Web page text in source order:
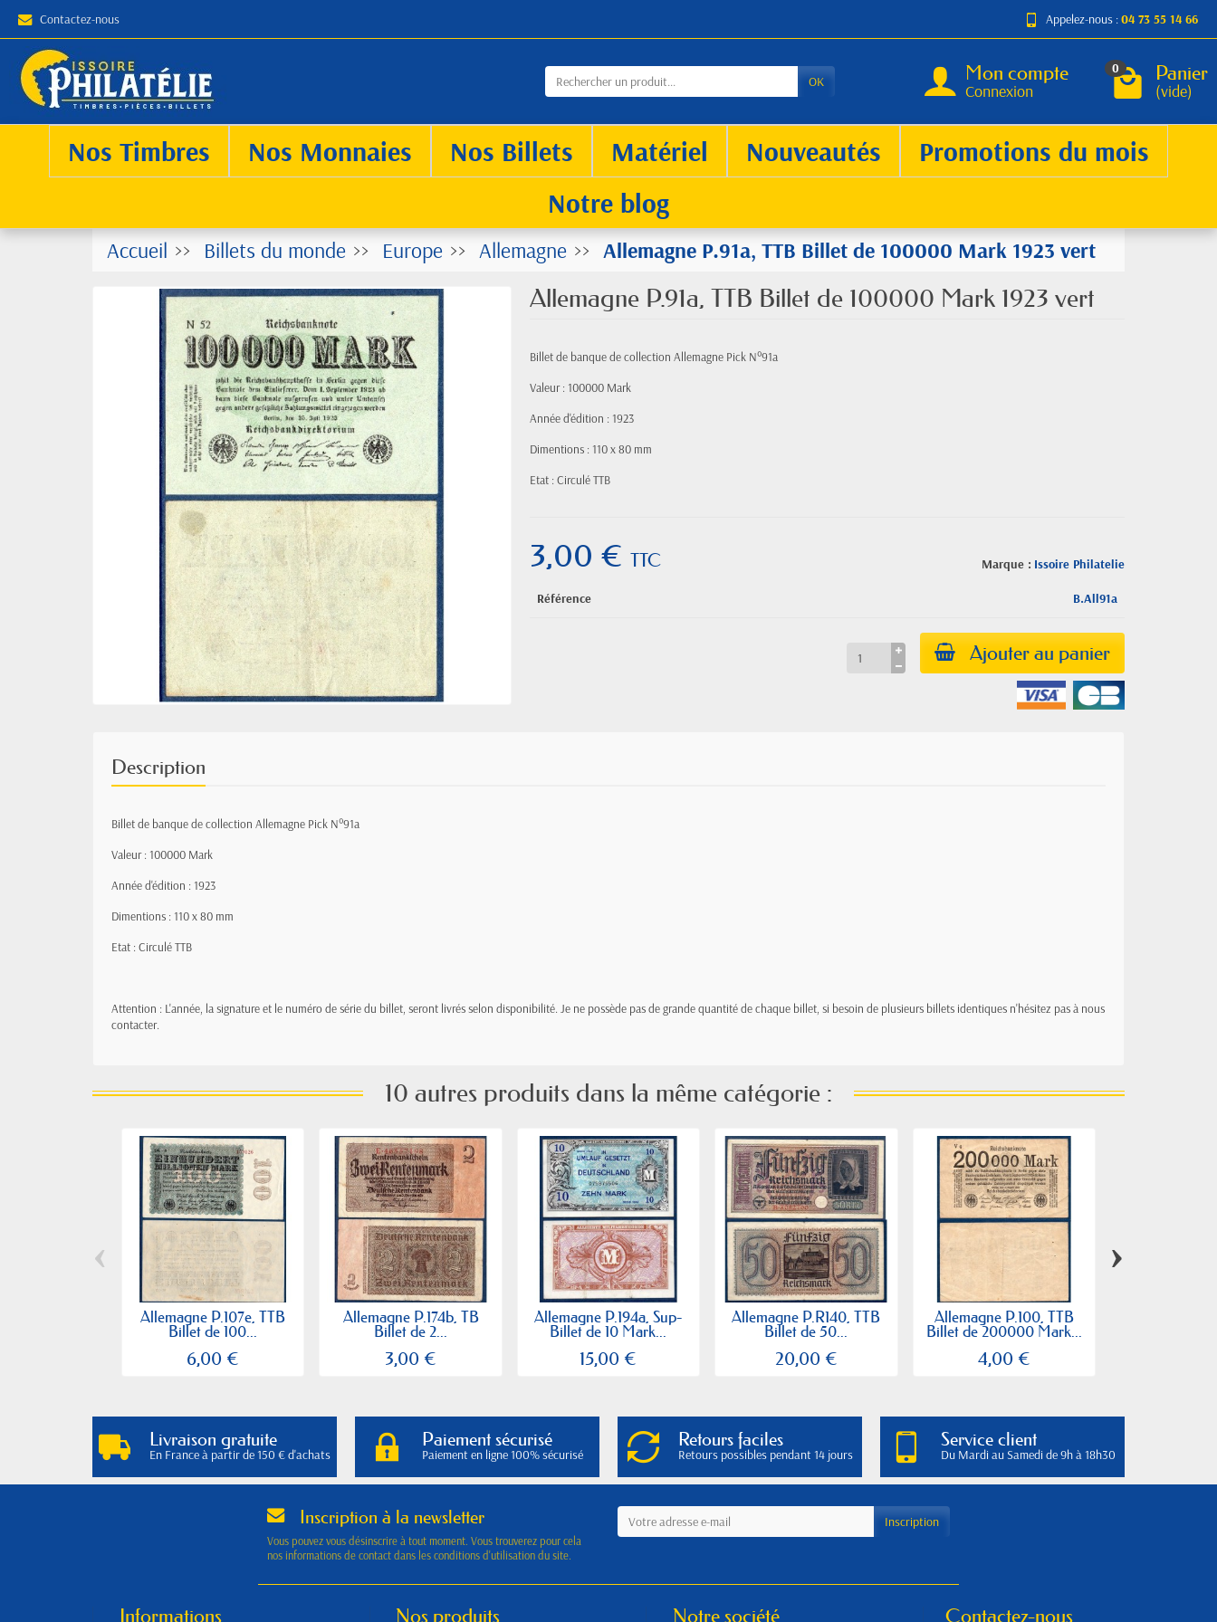
Contactez-nous Appelez-nous :04 73 55 14 66
OK Mon compte
Connexion
0 Panier
(vide)
Nos Timbres Nos Monnaies Nos Billets Matériel Nouveautés
Promotions du mois
Notre blog
Accueil Billets du monde Europe Allemagne Allemagne P.91a, TTB Billet de 100000 Mark 1923 vert
Allemagne P.91a, TTB Billet de 100000 Mark 1923 vert
Billet de banque de collection Allemagne Pick N°91a
Valeur : 100000 Mark
Année d'édition : 1923
Dimentions : 110 x 80 mm
Etat : Circulé TTB
Marque : Issoire Philatelie
3,00 €TTC
Référence B.All91a
Ajouter au panier
Description
Billet de banque de collection Allemagne Pick N°91a
Valeur : 100000 Mark
Année d'édition : 1923
Dimentions : 110 x 80 mm
Etat : Circulé TTB
Attention : L'année, la signature et le numéro de série du billet, seront livrés selon disponibilité. Je ne possède pas de grande quantité de chaque billet, si besoin de plusieurs billets identiques n'hésitez pas à nous
contacter.
10 autres produits dans la même catégorie :
Allemagne P.107e, TTB
Billet de 100...
6,00 €
Allemagne P.174b, TB
Billet de 2...
3,00 €
Allemagne P.194a, Sup-
Billet de 10 Mark...
15,00 €
Allemagne P.R140, TTB
Billet de 50...
20,00 €
Allemagne P.100, TTB
Billet de 200000 Mark...
4,00 €
‹ ›
Livraison gratuite
En France à partir de 150 € d'achats
Paiement sécurisé
Paiement en ligne 100% sécurisé
Retours faciles
Retours possibles pendant 14 jours
Service client
Du Mardi au Samedi de 9h à 18h30
Inscription à la newsletter
Vous pouvez vous désinscrire à tout moment. Vous trouverez pour cela
nos informations de contact dans les conditions d'utilisation du site.
Informations Nos produits Notre société Contactez-nous